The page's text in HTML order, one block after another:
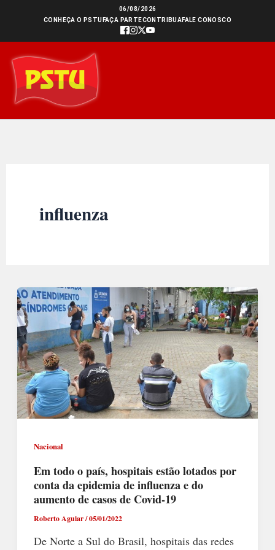
conteúdo
06/08/2026
CONHEÇA O PSTU FAÇA PARTECONTRIBUAFALE CONOSCO
influenza
Nacional
Em todo o país, hospitais estão lotados por
conta da epidemia de influenza e do
aumento de casos de Covid-19
Roberto Aguiar/05/01/2022
De Norte a Sul do Brasil, hospitais das redes